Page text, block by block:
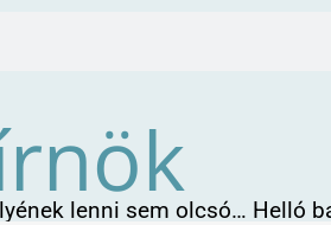
lenni sem olcsó… Helló